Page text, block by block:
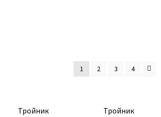
1 2 3 4
Тройник
Тройник